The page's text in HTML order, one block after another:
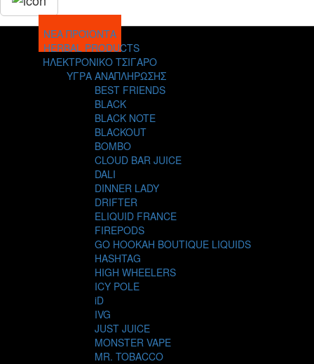
ΝΕΑ ΠΡΟΪΟΝΤΑ
HERBAL PRODUCTS
ΗΛΕΚΤΡΟΝΙΚΟ ΤΣΙΓΑΡΟ
ΥΓΡΑ ΑΝΑΠΛΗΡΩΣΗΣ
BEST FRIENDS
BLACK
BLACK NOTE
BLACKOUT
BOMBO
CLOUD BAR JUICE
DALI
DINNER LADY
DRIFTER
ELIQUID FRANCE
FIREPODS
GO HOOKAH BOUTIQUE LIQUIDS
HASHTAG
HIGH WHEELERS
ICY POLE
iD
IVG
JUST JUICE
MONSTER VAPE
MR. TOBACCO